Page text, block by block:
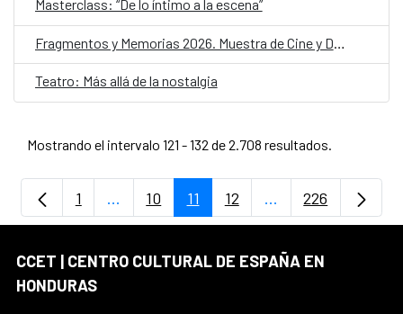
Masterclass: “De lo íntimo a la escena”
Teatro: Más allá de la nostalgia
Mostrando el intervalo 121 - 132 de 2.708 resultados.
Página
1 ...Páginas intermedias Use TAB para
Página
10 Página
11 Página
12 ...PáginasPágina
226
CCET | CENTRO CULTURAL DE ESPAÑA EN
HONDURAS